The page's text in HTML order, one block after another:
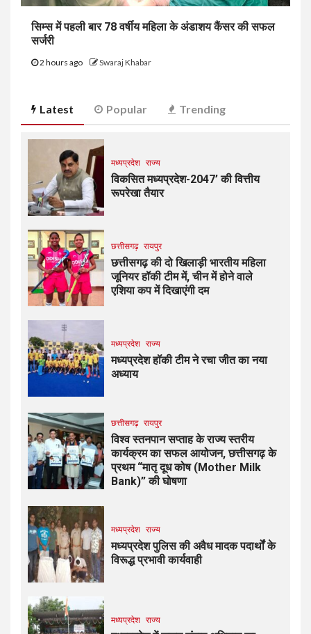
सिम्स में पहली बार 78 वर्षीय महिला के अंडाशय कैंसर की सफल
सर्जरी
2 hours ago Swaraj Khabar
Latest Popular Trending
मध्यप्रदेश राज्य
विकसित मध्यप्रदेश-2047’ की वित्तीय
रूपरेखा तैयार
छत्तीसगढ़ रायपुर
छत्तीसगढ़ की दो खिलाड़ी भारतीय महिला
जूनियर हॉकी टीम में, चीन में होने वाले
एशिया कप में दिखाएंगी दम
मध्यप्रदेश राज्य
मध्यप्रदेश हॉकी टीम ने रचा जीत का नया
अध्याय
छत्तीसगढ़ रायपुर
विश्व स्तनपान सप्ताह के राज्य स्तरीय
कार्यक्रम का सफल आयोजन, छत्तीसगढ़ के
प्रथम “मातृ दूध कोष (Mother Milk
Bank)” की घोषणा
मध्यप्रदेश राज्य
मध्यप्रदेश पुलिस की अवैध मादक पदार्थों के
विरूद्ध प्रभावी कार्यवाही
मध्यप्रदेश राज्य